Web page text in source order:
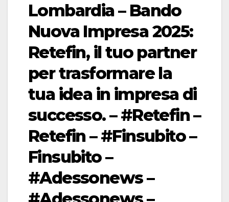
Lombardia – Bando
Nuova Impresa 2025:
Retefin, il tuo partner
per trasformare la
tua idea in impresa di
successo. – #Retefin –
Retefin – #Finsubito –
Finsubito –
#Adessonews –